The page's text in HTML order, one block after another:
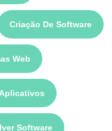
Criação De Software
Web
Software